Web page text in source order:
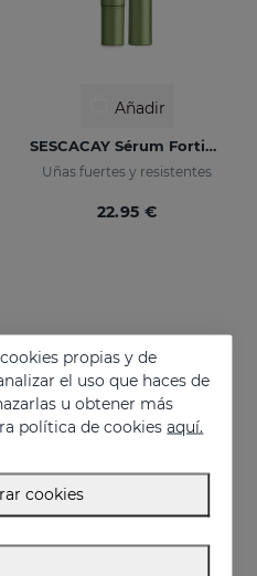
Añadir
SESCACAY Sérum Fortificante De Uñas
Uñas fuertes y resistentes
22.95 €
propias y de
el uso que haces de
u obtener más
política de cookiesaquí.
cookies